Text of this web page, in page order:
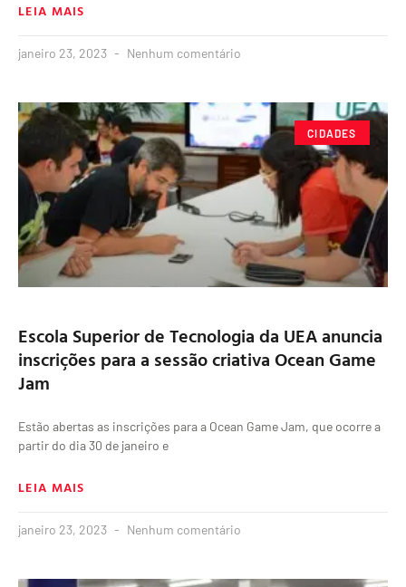
LEIA MAIS
janeiro 23, 2023 Nenhum comentário
CIDADES
Escola Superior de Tecnologia da UEA anuncia
inscrições para a sessão criativa Ocean Game
Jam
Estão abertas as inscrições para a Ocean Game Jam, que ocorre a
partir do dia 30 de janeiro e
LEIA MAIS
janeiro 23, 2023 Nenhum comentário